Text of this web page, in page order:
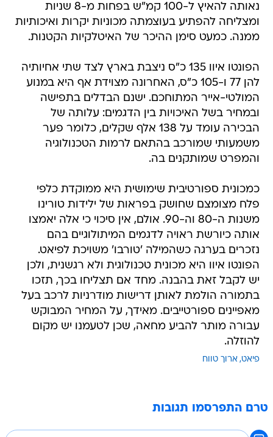
נאותה להאיץ ל-100 קמ"ש בפחות מ-8 שניות
ומצליחה להפתיע בעוצמתה מכוניות יקרות ואיכותיות
ממנה. כמעט סימן ההיכר של האיטלקיות הקטנות.
הפונטו איוו 135 כ"ס ניצבת בארץ לצד שתי אחיותיה
להן 77 ו-105 כ"ס, האחרונה מצוידת אף היא במנוע
המולטי-אייר המתוחכם. ישנם הבדלים בתפישה
ובמחיר בשל האיכויות בין הדגמים: עלותה של
הבכירה עומד על 138 אלף שקלים, כלומר פער
משמעותי שמורכב בהתאם לרמות הטכנולוגיה
והמפרט שמותקנים בה.
כמכונית ספורטיבית שימושית היא ממוקדת כלפי
פלח מצומצם שחושק בפראות של ילידות טורינו
משנות ה-80 וה-90. אולם, אין סיכוי כי אלה יאמצו
אותה כיורשת ראויה לדגמים המיתולוגיים בהם
נזכרים בערגה כשהמילה 'טורבו' משויכת לפיאט.
הפונטו איוו היא מכונית טכנולוגית ולא רגשנית, ולכן
יש לקבל זאת בהבנה. מחד אם תצליחו בכך, תזכו
בתמורה הולמת לאותן דרישות מודרניות לרכב בעל
מאפיינים ספורטייבים. מאידך, על המחיר המבוקש
עבורה מותר להביע מחאה, שכן לטעמנו יש מקום
להוזלה.
פיאט ארוך טווח
טרם התפרסמו תגובות